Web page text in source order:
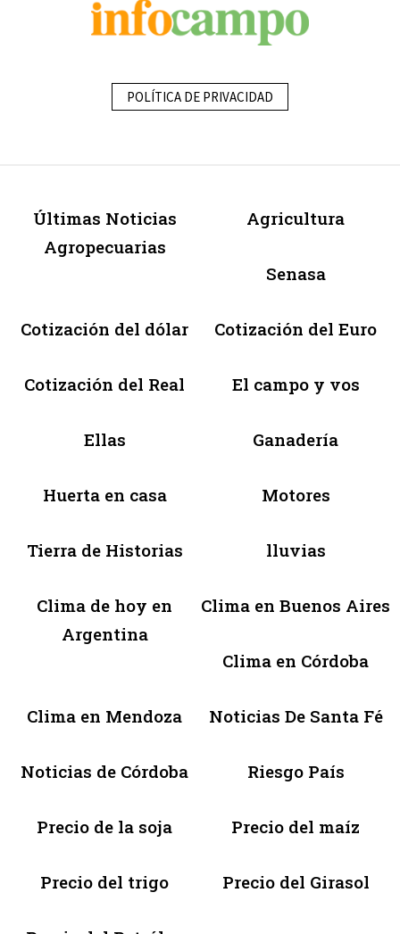
POLÍTICA DE PRIVACIDAD
Últimas Noticias
Agropecuarias
Agricultura
Senasa
Cotización del dólar Cotización del Euro
Cotización del Real El campo y vos
Ellas Ganadería
Huerta en casa Motores
Tierra de Historias lluvias
Clima de hoy en
Argentina
Clima en Buenos Aires
Clima en Córdoba
Clima en Mendoza Noticias De Santa Fé
Noticias de Córdoba Riesgo País
Precio de la soja Precio del maíz
Precio del trigo Precio del Girasol